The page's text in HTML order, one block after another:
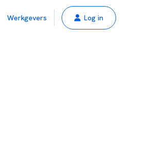
Werkgevers Log in